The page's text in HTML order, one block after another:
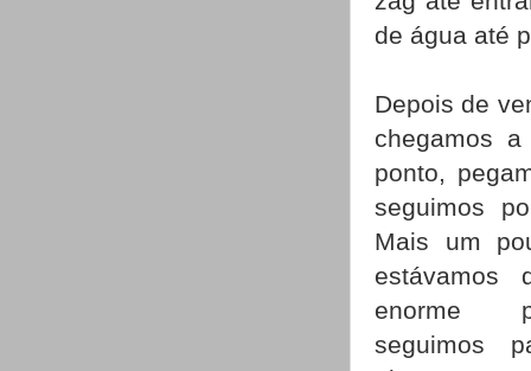
de água até
Depois de
chegamos
ponto,
seguimos
Mais um
enorme
seguimos